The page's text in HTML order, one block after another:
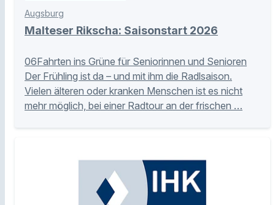
Augsburg
Malteser Rikscha: Saisonstart 2026
06Fahrten ins Grüne für Seniorinnen und Senioren
Der Frühling ist da – und mit ihm die Radlsaison.
Vielen älteren oder kranken Menschen ist es nicht
mehr möglich, bei einer Radtour an der frischen …